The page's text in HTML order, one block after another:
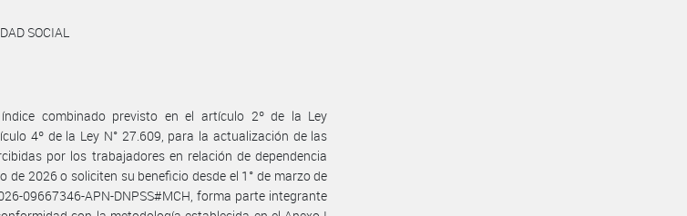
SOCIAL
índice combinado previsto en el artículo 2º de la Ley
4º de la Ley N° 27.609, para la actualización de las
por los trabajadores en relación de dependencia
de 2026 o soliciten su beneficio desde el 1° de marzo de
09667346-APN-DNPSS#MCH, forma parte integrante